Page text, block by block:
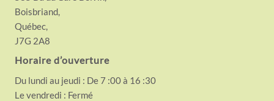
Boisbriand,
Québec,
J7G 2A8
Horaire d’ouverture
Du lundi au jeudi : De 7 :00 à 16 :30
Le vendredi : Fermé